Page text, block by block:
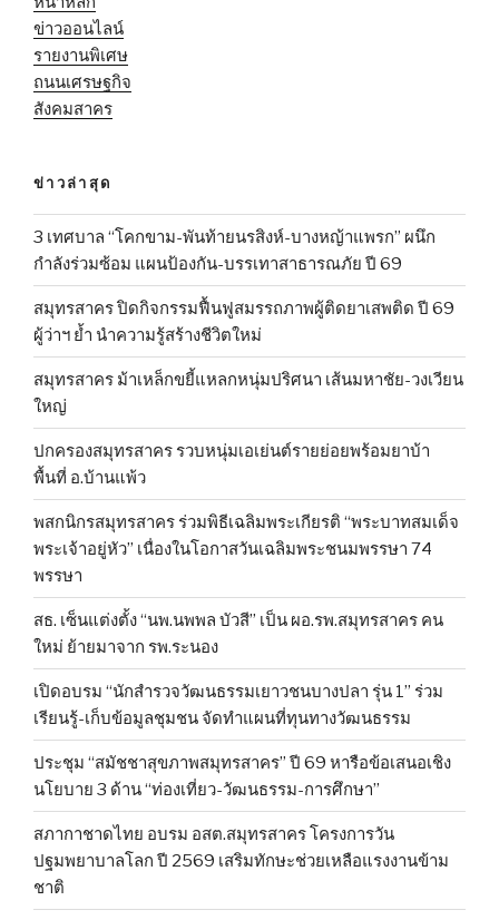
ข่าวออนไลน์
รายงานพิเศษ
ถนนเศรษฐกิจ
สังคมสาคร
ข่าวล่าสุด
3 เทศบาล “โคกขาม-พันท้ายนรสิงห์-บางหญ้าแพรก” ผนึก
กำลังร่วมซ้อม แผนป้องกัน-บรรเทาสาธารณภัย ปี 69
สมุทรสาคร ปิดกิจกรรมฟื้นฟูสมรรถภาพผู้ติดยาเสพติด ปี 69
ผู้ว่าฯ ย้ำ นำความรู้สร้างชีวิตใหม่
สมุทรสาคร ม้าเหล็กขยี้แหลกหนุ่มปริศนา เส้นมหาชัย-วงเวียน
ใหญ่
ปกครองสมุทรสาคร รวบหนุ่มเอเย่นต์รายย่อยพร้อมยาบ้า
พื้นที่ อ.บ้านแพ้ว
พสกนิกรสมุทรสาคร ร่วมพิธีเฉลิมพระเกียรติ “พระบาทสมเด็จ
พระเจ้าอยู่หัว” เนื่องในโอกาสวันเฉลิมพระชนมพรรษา 74
พรรษา
สธ. เซ็นแต่งตั้ง “นพ.นพพล บัวสี” เป็น ผอ.รพ.สมุทรสาคร คน
ใหม่ ย้ายมาจาก รพ.ระนอง
เปิดอบรม “นักสำรวจวัฒนธรรมเยาวชนบางปลา รุ่น 1” ร่วม
เรียนรู้-เก็บข้อมูลชุมชน จัดทำแผนที่ทุนทางวัฒนธรรม
ประชุม “สมัชชาสุขภาพสมุทรสาคร” ปี 69 หารือข้อเสนอเชิง
นโยบาย 3 ด้าน “ท่องเที่ยว-วัฒนธรรม-การศึกษา”
สภากาชาดไทย อบรม อสต.สมุทรสาคร โครงการวัน
ปฐมพยาบาลโลก ปี 2569 เสริมทักษะช่วยเหลือแรงงานข้าม
ชาติ